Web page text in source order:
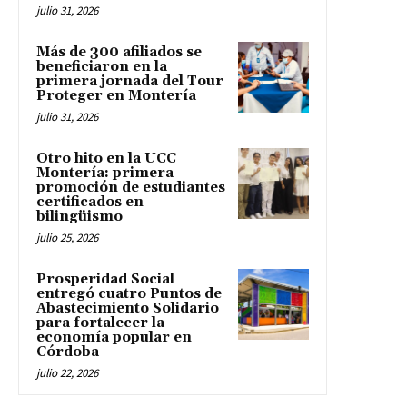
julio 31, 2026
Más de 300 afiliados se
beneficiaron en la
primera jornada del Tour
Proteger en Montería
julio 31, 2026
Otro hito en la UCC
Montería: primera
promoción de estudiantes
certificados en
bilingüismo
julio 25, 2026
Prosperidad Social
entregó cuatro Puntos de
Abastecimiento Solidario
para fortalecer la
economía popular en
Córdoba
julio 22, 2026